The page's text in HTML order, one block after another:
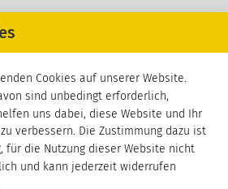
Cookies auf unserer Website.
sind unbedingt erforderlich,
uns dabei, diese Website und Ihr
verbessern. Die Zustimmung dazu ist
für die Nutzung dieser Website nicht
und kann jederzeit widerrufen